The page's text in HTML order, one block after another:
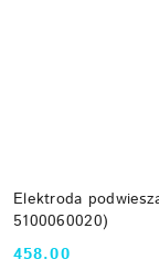
Elektroda
5100060020)
Cena:
458.00